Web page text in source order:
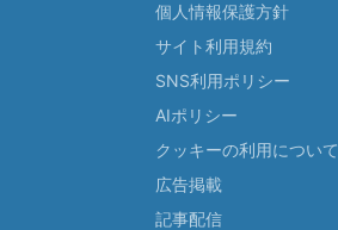
個人情報保護方針
サイト利用規約
SNS利用ポリシー
AIポリシー
クッキーの利用について
広告掲載
記事配信